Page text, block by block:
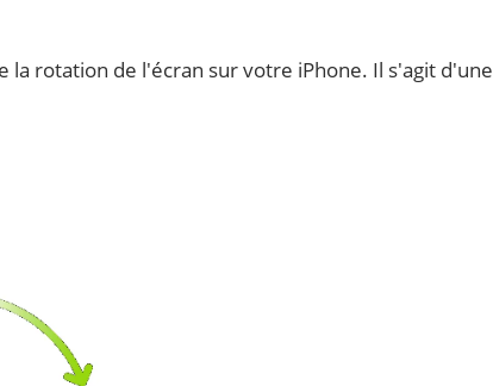
la rotation de l'écran sur votre iPhone. Il s'agit d'une